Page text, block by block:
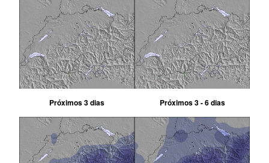
Próximos 3 dias Próximos 3 - 6 dias